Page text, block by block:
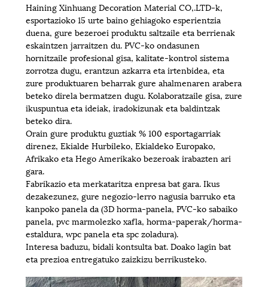
Haining Xinhuang Decoration Material CO,.LTD-k,
esportazioko 15 urte baino gehiagoko esperientzia
duena, gure bezeroei produktu saltzaile eta berrienak
eskaintzen jarraitzen du. PVC-ko ondasunen
hornitzaile profesional gisa, kalitate-kontrol sistema
zorrotza dugu, erantzun azkarra eta irtenbidea, eta
zure produktuaren beharrak gure ahalmenaren arabera
beteko direla bermatzen dugu. Kolaboratzaile gisa, zure
ikuspuntua eta ideiak, iradokizunak eta baldintzak
beteko dira.
Orain gure produktu guztiak % 100 esportagarriak
direnez, Ekialde Hurbileko, Ekialdeko Europako,
Afrikako eta Hego Amerikako bezeroak irabazten ari
gara.
Fabrikazio eta merkataritza enpresa bat gara. Ikus
dezakezunez, gure negozio-lerro nagusia barruko eta
kanpoko panela da (3D horma-panela, PVC-ko sabaiko
panela, pvc marmolezko xafla, horma-paperak/horma-
estaldura, wpc panela eta spc zoladura).
Interesa baduzu, bidali kontsulta bat. Doako lagin bat
eta prezioa entregatuko zaizkizu berrikusteko.